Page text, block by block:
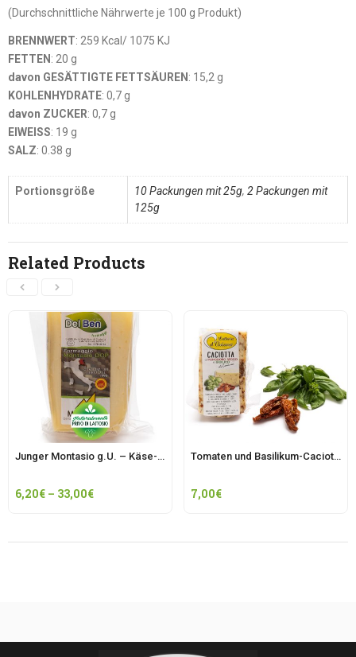
(Durchschnittliche Nährwerte je 100 g Produkt)
BRENNWERT: 259 Kcal/ 1075 KJ
FETTEN : 20 g
davon GESÄTTIGTE FETTSÄUREN : 15,2 g
KOHLENHYDRATE: 0,7 g
davon ZUCKER: 0,7 g
EIWEISS: 19 g
SALZ: 0.38 g
Portionsgröße 10 Packungen mit 25g, 2 Packungen mit
125g
Related Products
Junger Montasio g.U. – Käse-Produktionsstätte PN208
6,20€ – 33,00€
Tomaten und Basilikum-Caciotta d’Aviano
7,00€